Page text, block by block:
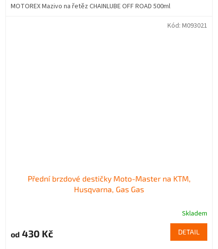
MOTOREX Mazivo na řetěz CHAINLUBE OFF ROAD 500ml
Přední brzdové destičky Moto-Master na KTM,
Husqvarna, Gas Gas
Skladem
od 430 Kč DETAIL
Kód: M093021